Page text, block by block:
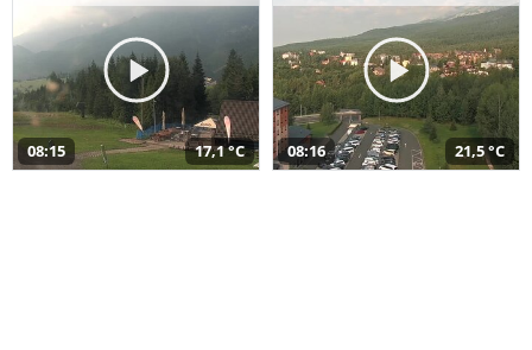
08:15 17,1 °C 08:16 21,5 °C